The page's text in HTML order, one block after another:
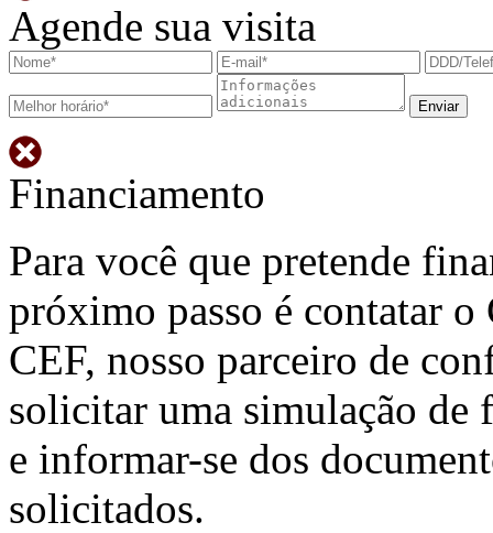
Agende sua visita
Financiamento
Para você que pretende
próximo passo é contatar o
CEF, nosso parceiro de
solicitar uma simulação de
e informar-se dos
solicitados.